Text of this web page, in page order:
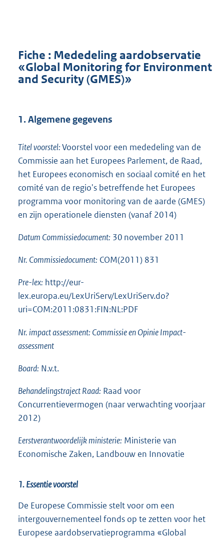
Fiche : Mededeling aardobservatie
«Global Monitoring for Environment
and Security (GMES)»
1. Algemene gegevens
Titel voorstel:Voorstel voor een mededeling van de
Commissie aan het Europees Parlement, de Raad,
het Europees economisch en sociaal comité en het
comité van de regio's betreffende het Europees
programma voor monitoring van de aarde (GMES)
en zijn operationele diensten (vanaf 2014)
Datum Commissiedocument: 30 november 2011
Nr. Commissiedocument: COM(2011) 831
Pre-lex: http://eur-
lex.europa.eu/LexUriServ/LexUriServ.do?
uri=COM:2011:0831:FIN:NL:PDF
Nr. impact assessment: Commissie en Opinie Impact-
assessment
Board: N.v.t.
Behandelingstraject Raad: Raad voor
Concurrentievermogen (naar verwachting voorjaar
2012)
Eerstverantwoordelijk ministerie: Ministerie van
Economische Zaken, Landbouw en Innovatie
1. Essentie voorstel
De Europese Commissie stelt voor om een
intergouvernementeel fonds op te zetten voor het
Europese aardobservatieprogramma «Global